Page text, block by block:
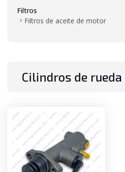
Filtros
Filtros de aceite de motor
Filtros de transmisión
Mástil
Baleros de mástil
Bujes
Cadenas de mástil
Medias lunas
Cilindros de rueda